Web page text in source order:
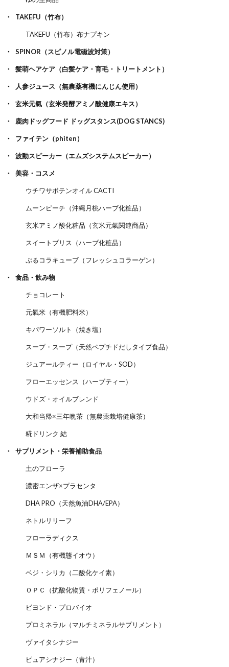
TAKEFU（竹布）
TAKEFU（竹布）布ナプキン
SPINOR（スピノル電磁波対策）
髪萌ヘアケア（白髪ケア・育毛・トリートメント）
人参ジュース（無農薬有機にんじん使用）
玄米元氣（玄米発酵アミノ酸健康エキス）
鹿肉ドッグフード ドッグスタンス(DOG STANCS)
ファイテン（phiten）
波動スピーカー（エムズシステムスピーカー）
美容・コスメ
ウチワサボテンオイル CACTI
ムーンピーチ（沖縄月桃ハーブ化粧品）
玄米アミノ酸化粧品（玄米元氣関連商品）
スイートブリス（ハーブ化粧品）
ぷるコラキューブ（フレッシュコラーゲン）
食品・飲み物
チョコレート
元氣米（有機肥料米）
キパワーソルト（焼き塩）
スープ・スープ（天然ペプチドだしタイプ食品）
ジュアールティー（ロイヤル・SOD）
フローエッセンス（ハーブティー）
ウドズ・オイルブレンド
大和当帰×三年晩茶（無農薬栽培健康茶）
糀ドリンク 結
サプリメント・栄養補助食品
土のフローラ
濃密エンザ×プラセンタ
DHA PRO（天然魚油DHA/EPA）
ネトルリリーフ
フローラディクス
ＭＳＭ（有機態イオウ）
ベジ・シリカ（二酸化ケイ素）
ＯＰＣ（抗酸化物質・ポリフェノール）
ビヨンド・プロバイオ
プロミネラル（マルチミネラルサプリメント）
ヴァイタシナジー
ピュアシナジー（青汁）